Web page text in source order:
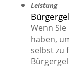
Leistung
Wenn
haben,
selbst zu